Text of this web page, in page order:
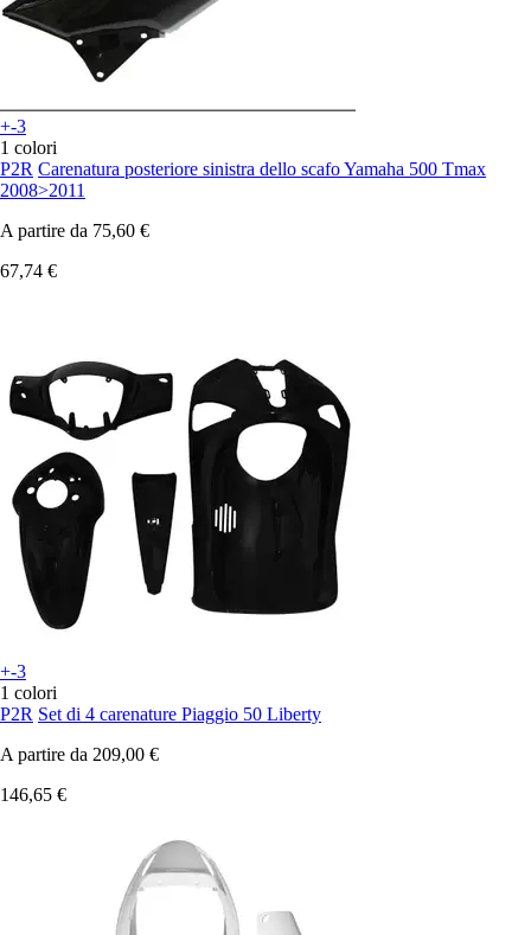
+-3
1 colori
P2R Carenatura posteriore sinistra dello scafo Yamaha 500 Tmax
2008>2011
A partire da 75,60 €
67,74 €
+-3
1 colori
P2R Set di 4 carenature Piaggio 50 Liberty
A partire da 209,00 €
146,65 €